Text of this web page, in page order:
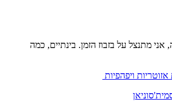
אני מתנצל על בזבוז הזמן. בינתיים, כמה
ויפהפיות